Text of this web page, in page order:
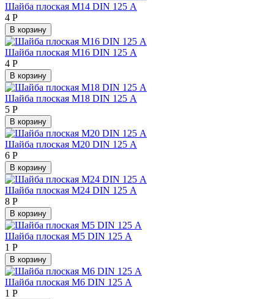
Шайба плоская М14 DIN 125 А
4 Р
В корзину
Шайба плоская М16 DIN 125 А
4 Р
В корзину
Шайба плоская М18 DIN 125 А
5 Р
В корзину
Шайба плоская М20 DIN 125 А
6 Р
В корзину
Шайба плоская М24 DIN 125 А
8 Р
В корзину
Шайба плоская М5 DIN 125 А
1 Р
В корзину
Шайба плоская М6 DIN 125 А
1 Р